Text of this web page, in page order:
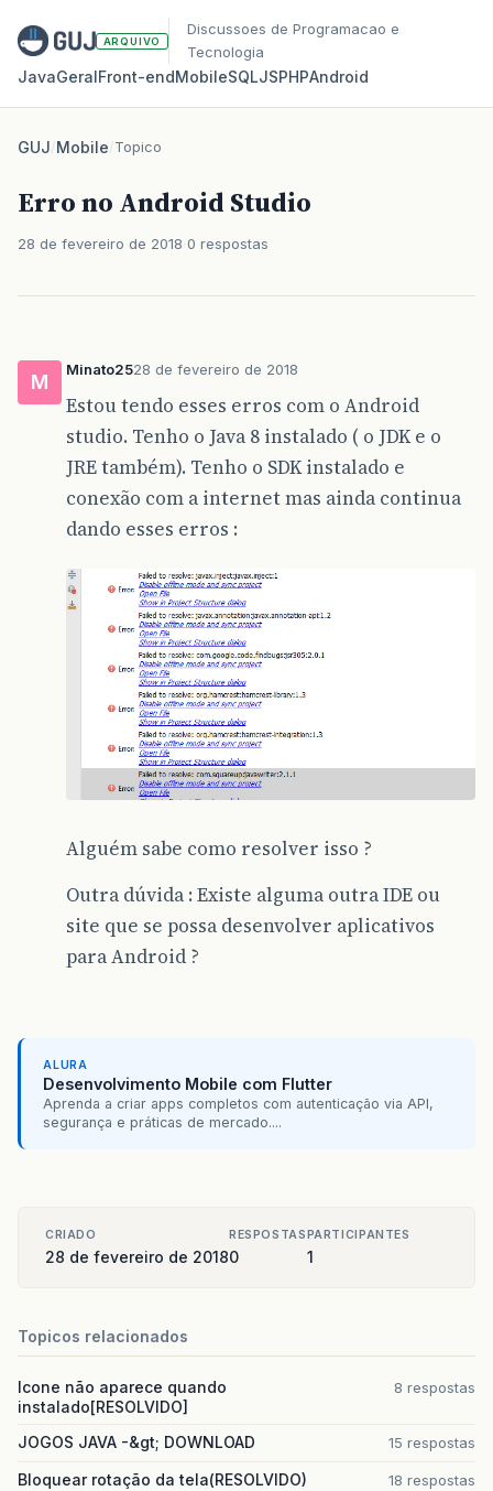
ARQUIVO
Discussoes de Programacao e
Tecnologia
JavaGeralFront‑endMobileSQLJSPHPAndroid
GUJ/Mobile/Topico
Erro no Android Studio
28 de fevereiro de 2018 0 respostas
M
Minato2528 de fevereiro de 2018
Estou tendo esses erros com o Android
studio. Tenho o Java 8 instalado ( o JDK e o
JRE também). Tenho o SDK instalado e
conexão com a internet mas ainda continua
dando esses erros :
Alguém sabe como resolver isso ?
Outra dúvida : Existe alguma outra IDE ou
site que se possa desenvolver aplicativos
para Android ?
ALURA
Desenvolvimento Mobile com Flutter
Aprenda a criar apps completos com autenticação via API,
segurança e práticas de mercado....
CRIADO
28 de fevereiro de 2018
RESPOSTAS
0
PARTICIPANTES
1
Topicos relacionados
Icone não aparece quando
instalado[RESOLVIDO]
8 respostas
JOGOS JAVA -&gt; DOWNLOAD 15 respostas
Bloquear rotação da tela(RESOLVIDO) 18 respostas